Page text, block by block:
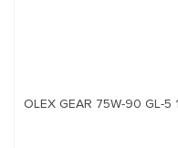
OLEX GEAR 75W-90 GL-